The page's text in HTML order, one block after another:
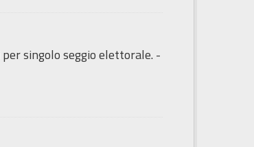
singolo seggio elettorale. -